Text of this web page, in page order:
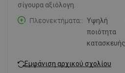
σίγουρα αξιόλογη.
Πλεονεκτήματα:
Υψηλή
ποιότητα
κατασκευής
Εμφάνιση αρχικού σχολίου